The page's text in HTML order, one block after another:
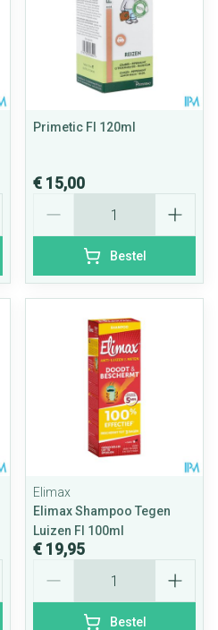
Primetic Fl 120ml
€ 15,00
Bestel
Elimax
Elimax Shampoo Tegen
Luizen Fl 100ml
€ 19,95
Bestel